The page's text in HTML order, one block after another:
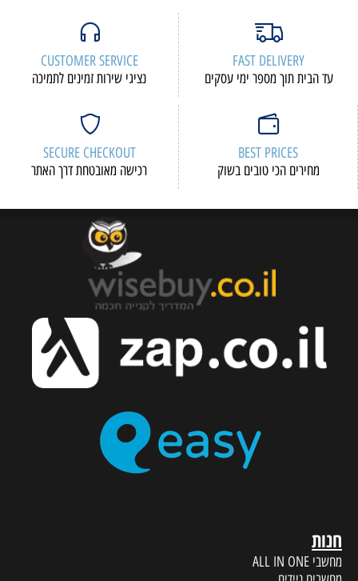
FAST DELIVERY
עד הבית תוך מספר ימי עסקים
CUSTOMER SERVICE
נציגי שירות זמינים לתמיכה
BEST PRICES
מחירים הכי טובים בשוק
SECURE CHECKOUT
רכישה מאובטחת דרך האתר
חנות
מחשבי ALL IN ONE